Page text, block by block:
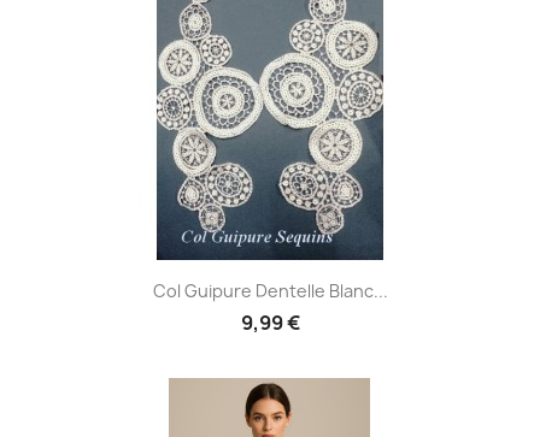
Col Guipure Dentelle Blanc...
9,99 €